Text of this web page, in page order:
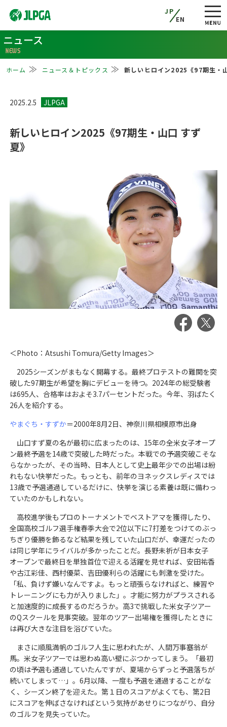
JP
EN
ニュース
NEWS
ホーム ニュース＆トピックス 新しいヒロイン2025《97期生・
2025.2.5
新しいヒロイン2025《97期生・山口 すず
夏》
＜Photo：Atsushi Tomura/Getty Images＞
2025シーズンがまもなく開幕する。最終プロテストの難関を突
破した97期生が希望を胸にデビューを待つ。2024年の総受験者
は695人、合格率はおよそ3.7パーセントだった。今年、羽ばたく
26人を紹介する。
やまぐち・すずか＝2000年8月2日、神奈川県相模原市出身
山口すず夏の名が最初に広まったのは、15年の全米女子オープ
ン最終予選を14歳で突破した時だった。本戦での予選突破こそな
らなかったが、その当時、日本人として史上最年少での出場は紛
れもない快挙だった。もっとも、前年のヨネックスレディスでは
13歳で予選通過しているだけに、快挙を演じる素養は既に備わっ
ていたのかもしれない。
高校進学後もプロのトーナメントでベストアマを獲得したり、
全国高校ゴルフ選手権春季大会で2位以下に7打差をつけてのぶっ
ちぎり優勝を飾るなど結果を残していた山口だが、幸運だったの
は同じ学年にライバルが多かったことだ。長野未祈が日本女子
オープンで最終日を単独首位で迎える活躍を見せれば、安田祐香
や古江彩佳、西村優菜、吉田優利らの活躍にも刺激を受けた。
「私、負けず嫌いなんですよ。もっと頑張らなければと、練習や
トレーニングにも力が入りました」。才能に努力がプラスされる
と加速度的に成長するのだろうか。高3で挑戦した米女子ツアー
のQスクールを見事突破。翌年のツアー出場権を獲得したときに
は再び大きな注目を浴びていた。
まさに順風満帆のゴルフ人生に思われたが、人間万事塞翁が
馬。米女子ツアーでは思わぬ高い壁にぶつかってしまう。「最初
の頃は予選も通過していたんですが、夏場からずっと予選落ちが
続いてしまって…」。6月以降、一度も予選を通過することがな
く、シーズン終了を迎えた。第１日のスコアがよくても、第2日
にスコアを伸ばさなければという気持があせりにつながり、自分
のゴルフを見失っていた。